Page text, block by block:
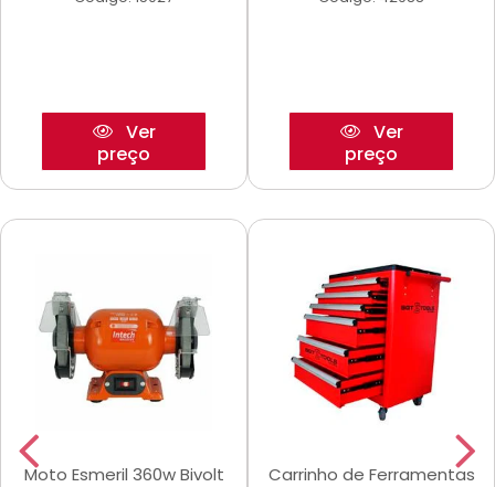
Ver
preço
Ver
preço
Moto Esmeril 360w Bivolt
Carrinho de Ferramentas